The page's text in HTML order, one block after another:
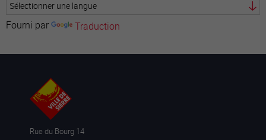
Fourni par Traduction
Rue du Bourg 14